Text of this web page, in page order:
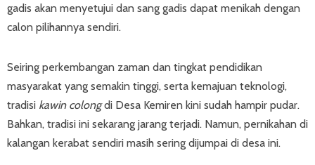
gadis akan menyetujui dan sang gadis dapat menikah dengan
calon pilihannya sendiri.
Seiring perkembangan zaman dan tingkat pendidikan
masyarakat yang semakin tinggi, serta kemajuan teknologi,
tradisi kawin colongdi Desa Kemiren kini sudah hampir pudar.
Bahkan, tradisi ini sekarang jarang terjadi. Namun, pernikahan di
kalangan kerabat sendiri masih sering dijumpai di desa ini.